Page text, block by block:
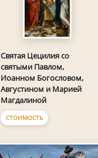
Святая Цецилия со
святыми Павлом,
Иоанном Богословом,
Августином и Марией
Магдалиной
СТОИМОСТЬ